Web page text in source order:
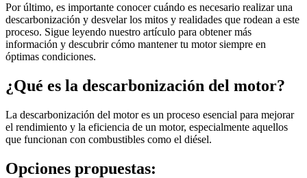
Por último, es importante conocer cuándo es necesario realizar una
descarbonización y desvelar los mitos y realidades que rodean a este
proceso. Sigue leyendo nuestro artículo para obtener más
información y descubrir cómo mantener tu motor siempre en
óptimas condiciones.
¿Qué es la descarbonización del motor?
La descarbonización del motor es un proceso esencial para mejorar
el rendimiento y la eficiencia de un motor, especialmente aquellos
que funcionan con combustibles como el diésel.
Opciones propuestas: